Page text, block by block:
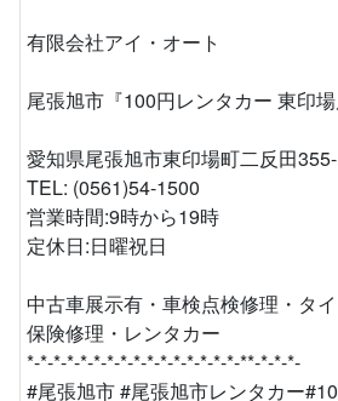
有限会社アイ・オート
尾張旭市『100円レンタカー 東印場
愛知県尾張旭市東印場町二反田
TEL: (0561)54-1500
営業時間:9時から19時
定休日:日曜祝日
中古車展示有・車検点検修理・タ
保険修理・レンタカー
*-*-*-*-*-*-*-*-*-*-*-*-*-*-*-*-**-*-*-*-
#尾張旭市 #尾張旭市レンタカー